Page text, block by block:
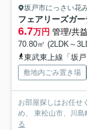
坂戸市にっさい花
フェアリーズガ
6.7万円 管理/共
70.80㎡ (2LDK～
東武東上線「坂
敷地内ごみ置き場
お部屋探しはお任せ
め、 東松山市、川島
る